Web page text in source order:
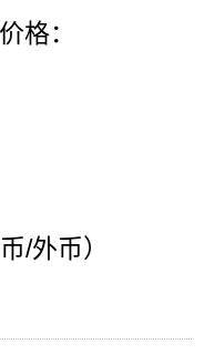
格：
/外币）